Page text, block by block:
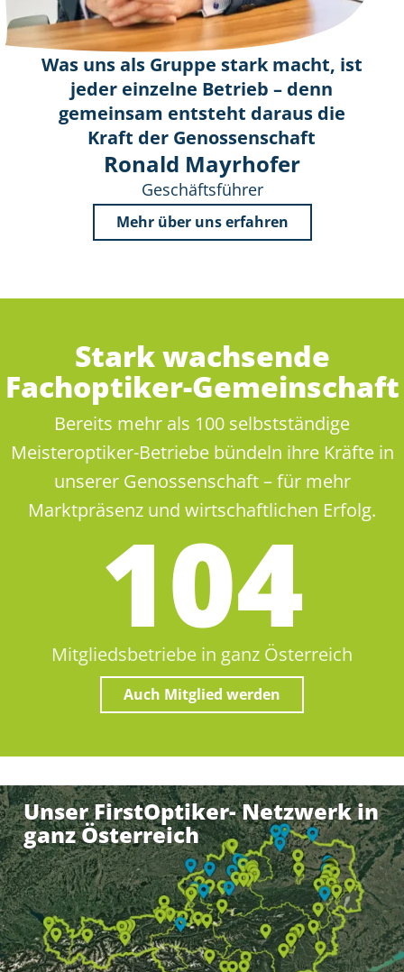
Was uns als Gruppe stark macht, ist
jeder einzelne Betrieb – denn
gemeinsam entsteht daraus die
Kraft der Genossenschaft
Ronald Mayrhofer
Geschäftsführer
Mehr über uns erfahren
Stark wachsende
Fachoptiker-Gemeinschaft
Bereits mehr als 100 selbstständige
Meisteroptiker-Betriebe bündeln ihre Kräfte in
unserer Genossenschaft – für mehr
Marktpräsenz und wirtschaftlichen Erfolg.
105
Mitgliedsbetriebe in ganz Österreich
Auch Mitglied werden
Unser FirstOptiker- Netzwerk in
ganz Österreich